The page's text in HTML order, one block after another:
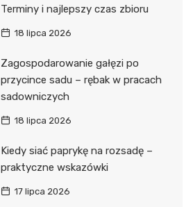
Terminy i najlepszy czas zbioru
18 lipca 2026
Zagospodarowanie gałęzi po
przycince sadu – rębak w pracach
sadowniczych
18 lipca 2026
Kiedy siać paprykę na rozsadę –
praktyczne wskazówki
17 lipca 2026